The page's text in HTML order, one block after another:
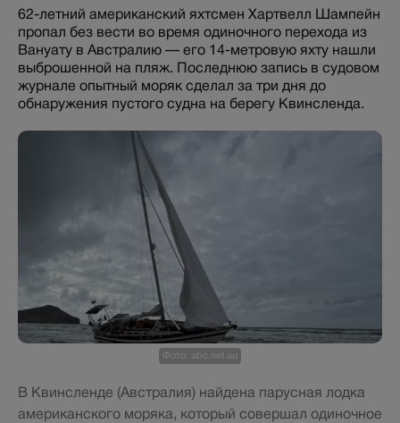
62-летний американский яхтсмен Хартвелл Шампейн
пропал без вести во время одиночного перехода из
Вануату в Австралию — его 14-метровую яхту нашли
выброшенной на пляж. Последнюю запись в судовом
журнале опытный моряк сделал за три дня до
обнаружения пустого судна на берегу Квинсленда.
Фото: abc.net.au
В Квинсленде (Австралия) найдена парусная лодка
американского моряка, который совершал одиночное